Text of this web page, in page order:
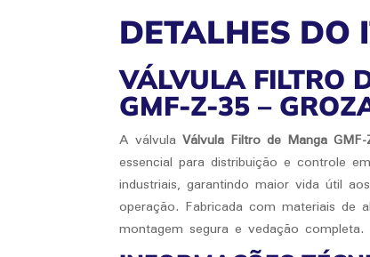
DETALHES DO
VÁLVULA FILTRO
GMF-Z-35 –
A válvulaVálvula Filtro de Manga GMF-
essencial para distribuição e controle
industriais, garantindo maior vida útil
operação. Fabricada com materiais de
montagem segura e vedação completa.